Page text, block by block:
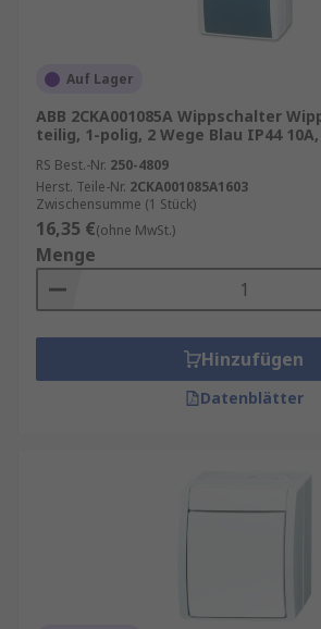
Auf Lager
ABB 2CKA001085A Wippschalter
teilig, 1-polig, 2 Wege Blau IP44
RS Best.-Nr. 250-4809
Herst. Teile-Nr. 2CKA001085A1603
Zwischensumme (1 Stück)
16,35 €(ohne MwSt.)
Menge
Hinzufügen
Datenblätter